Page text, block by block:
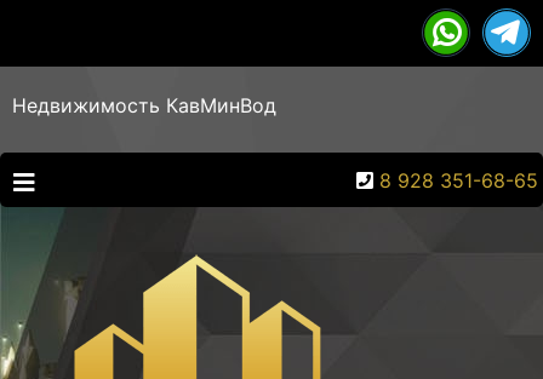
Недвижимость КавМинВод
8 928 351-68-65